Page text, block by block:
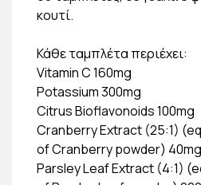
κουτί.
Κάθε ταμπλέτα περιέχει:
Vitamin C 160mg
Potassium 300mg
Citrus Bioflavonoids 100mg
Cranberry Extract (25:1)
of Cranberry powder) 40mg
Parsley Leaf Extract (4:1)